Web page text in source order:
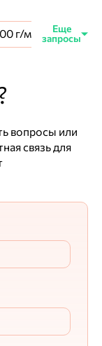
г/м2 650+100
вопросы или
связь для